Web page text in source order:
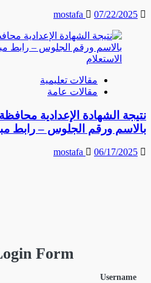
mostafa 07/22/2025
مقالات تعليمية
مقالات عامة
بالاسم ورقم الجلوس – رابط
mostafa 06/17/2025
Form
Username